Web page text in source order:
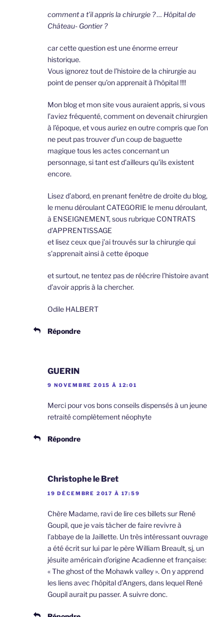
comment a t’il appris la chirurgie ? … Hôpital de
Château- Gontier ?
car cette question est une énorme erreur
historique.
Vous ignorez tout de l’histoire de la chirurgie au
point de penser qu’on apprenait à l’hôpital !!!!
Mon blog et mon site vous auraient appris, si vous
l’aviez fréquenté, comment on devenait chirurgien
à l’époque, et vous auriez en outre compris que l’on
ne peut pas trouver d’un coup de baguette
magique tous les actes concernant un
personnage, si tant est d’ailleurs qu’ils existent
encore.
Lisez d’abord, en prenant fenêtre de droite du blog,
le menu déroulant CATEGORIE le menu déroulant,
à ENSEIGNEMENT, sous rubrique CONTRATS
d’APPRENTISSAGE
et lisez ceux que j’ai trouvés sur la chirurgie qui
s’apprenait ainsi à cette époque
et surtout, ne tentez pas de réécrire l’histoire avant
d’avoir appris à la chercher.
Odile HALBERT
Répondre
GUERIN
9 NOVEMBRE 2015 À 12:01
Merci pour vos bons conseils dispensés à un jeune
retraité complètement néophyte
Répondre
Christophe le Bret
19 DÉCEMBRE 2017 À 17:59
Chère Madame, ravi de lire ces billets sur René
Goupil, que je vais tâcher de faire revivre à
l’abbaye de la Jaillette. Un très intéressant ouvrage
a été écrit sur lui par le père William Breault, sj, un
jésuite américain d’origine Acadienne et française:
« The ghost of the Mohawk valley ». On y apprend
les liens avec l’hôpital d’Angers, dans lequel René
Goupil aurait pu passer. A suivre donc.